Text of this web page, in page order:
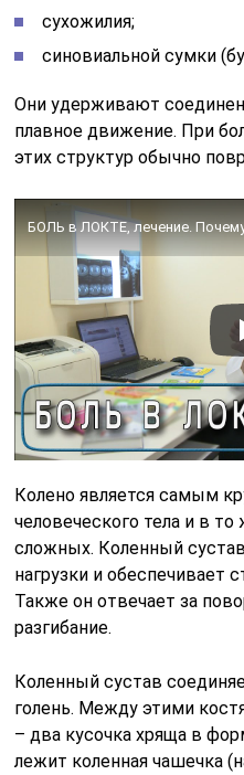
сухожилия;
синовиальной сумки
Они удерживают
плавное движение. При
этих структур обычно
Колено является самым
человеческого тела и в
сложных. Коленный
нагрузки и обеспечивает
Также он отвечает за
разгибание.
Коленный сустав
голень. Между этими
– два кусочка хряща в
лежит коленная чашечка